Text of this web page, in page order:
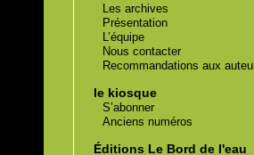
Les archives
Présentation
L’équipe
Nous contacter
Recommandations aux
le kiosque
S’abonner
Anciens numéros
Éditions Le Bord de l'eau